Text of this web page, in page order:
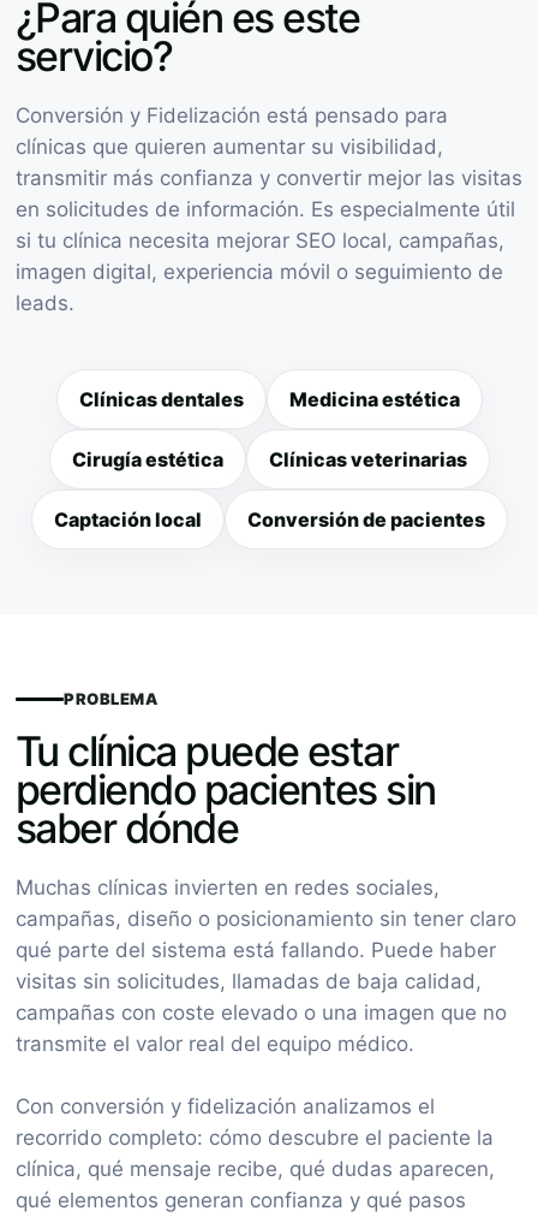
¿Para quién es este
servicio?
Conversión y Fidelización está pensado para
clínicas que quieren aumentar su visibilidad,
transmitir más confianza y convertir mejor las visitas
en solicitudes de información. Es especialmente útil
si tu clínica necesita mejorar SEO local, campañas,
imagen digital, experiencia móvil o seguimiento de
leads.
Clínicas dentales Medicina estética
Cirugía estética Clínicas veterinarias
Captación local Conversión de pacientes
PROBLEMA
Tu clínica puede estar
perdiendo pacientes sin
saber dónde
Muchas clínicas invierten en redes sociales,
campañas, diseño o posicionamiento sin tener claro
qué parte del sistema está fallando. Puede haber
visitas sin solicitudes, llamadas de baja calidad,
campañas con coste elevado o una imagen que no
transmite el valor real del equipo médico.
Con conversión y fidelización analizamos el
recorrido completo: cómo descubre el paciente la
clínica, qué mensaje recibe, qué dudas aparecen,
qué elementos generan confianza y qué pasos